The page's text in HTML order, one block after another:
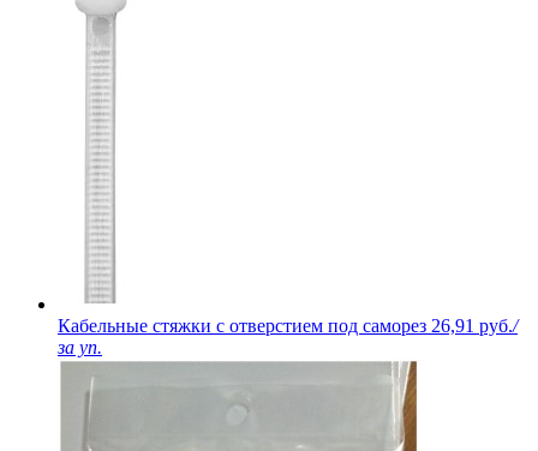
Кабельные стяжки с отверстием под саморез 26,91 руб./
за уп.